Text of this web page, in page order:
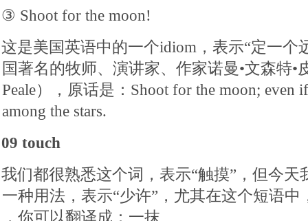
③ Shoot for the moon!
这是美国英语中的一个idiom，表示“定一个
国著名的牧师、演讲家、作家诺曼•文森特•
Peale），原话是：Shoot for the moon; even
among the stars.
09 touch
我们都很熟悉这个词，表示“触摸”，但今天
一种用法，表示“少许”，尤其在这个短语中
，你可以翻译成：一抹